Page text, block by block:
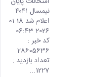
نیمسال ۴۰۴۱
اعلام شد 18 01
2026 06:43
کد خبر :
28605636
تعداد بازدید :
1227...